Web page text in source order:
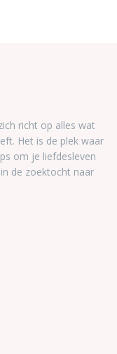
richt op alles wat
Het is de plek waar
om je liefdesleven
de zoektocht naar